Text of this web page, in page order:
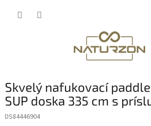
o
č
n
ý
Skvelý nafukovací
SUP doska 335 cm s
DS84446904